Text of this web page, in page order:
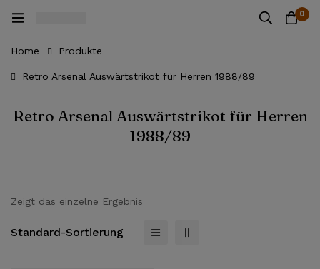
0
Home Produkte
Retro Arsenal Auswärtstrikot für Herren 1988/89
Retro Arsenal Auswärtstrikot für Herren
1988/89
Zeigt das einzelne Ergebnis
Standard-Sortierung